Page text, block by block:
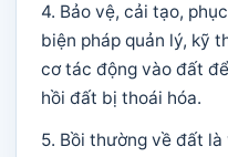
4. Bảo vệ, cải tạo,
biện pháp quản lý, kỹ
cơ tác động vào đất
hồi đất bị thoái hóa.
5. Bồi thường về đất